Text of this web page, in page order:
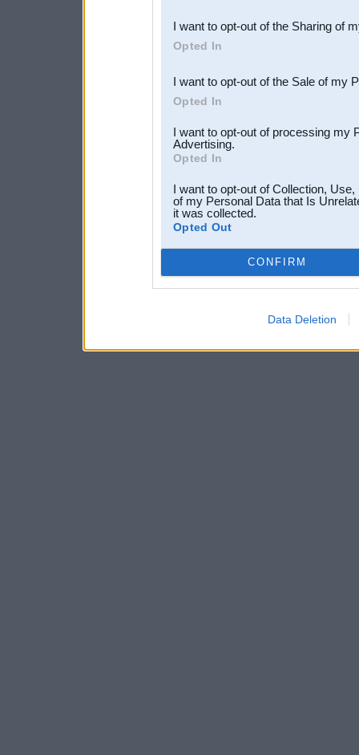
Downstream Participants
third parties.
I want to opt-out of the Sharing of
Opted In
I want to opt-out of the Sale of my
Opted In
I want to opt-out of processing my
Advertising.
Opted In
I want to opt-out of Collection,
of my Personal Data that Is
it was collected.
Opted Out
CONFIRM
Data Deletion